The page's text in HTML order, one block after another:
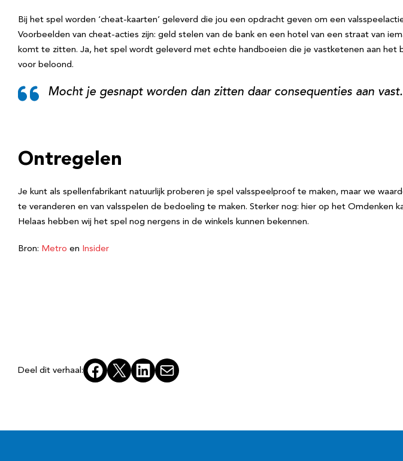
Bij het spel worden ‘cheat-kaarten’ geleverd die jou een opdracht geven om een
Voorbeelden van cheat-acties zijn: geld stelen van de bank en een hotel van een straat van
komt te zitten. Ja, het spel wordt geleverd met echte handboeien die je vastketenen aan
voor beloond.
Mocht je gesnapt worden dan zitten daar consequenties aan vast.
Ontregelen
Je kunt als spellenfabrikant natuurlijk proberen je spel valsspeelproof te maken, maar we
te veranderen en van valsspelen de bedoeling te maken. Sterker nog: hier op het
Helaas hebben wij het spel nog nergens in de winkels kunnen bekennen.
Bron: Metro en Insider
Deel dit verhaal: Facebook
X LinkedInE-mail